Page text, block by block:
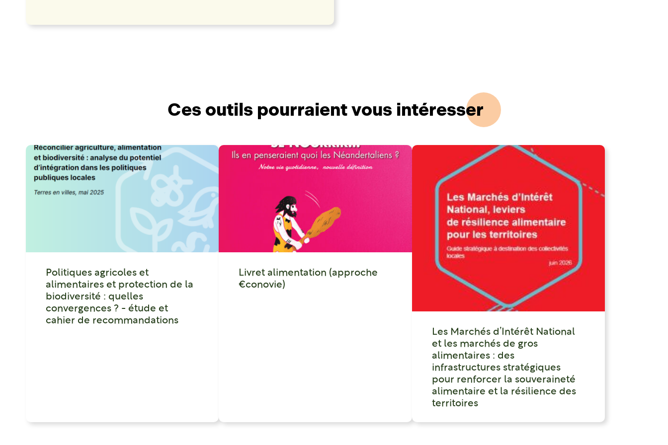
Ces outils pourraient vous intéresser
Politiques agricoles et
alimentaires et protection de la
biodiversité : quelles
convergences ? - étude et
cahier de recommandations
Livret alimentation (approche
€conovie)
Les Marchés d’Intérêt National
et les marchés de gros
alimentaires : des
infrastructures stratégiques
pour renforcer la souveraineté
alimentaire et la résilience des
territoires